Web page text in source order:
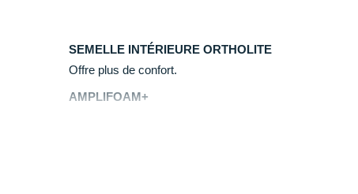
running faciles à la plus rythmées sur des distances
- Si vous êtes à la recherche d'une chaussure
vos sessions de running de longues distances, nous
SEMELLE INTÉRIEURE ORTHOLITE
Offre plus de confort.
AMPLIFOAM+